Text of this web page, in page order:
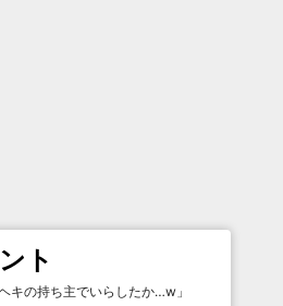
ト
キの持ち主でいらしたか…w 」